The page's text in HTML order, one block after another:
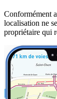
Conformément
localisation ne
propriétaire qui